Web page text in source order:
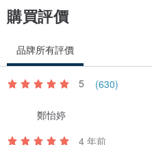
購買評價
品牌所有評價
5 (630)
鄭怡婷
4 年前